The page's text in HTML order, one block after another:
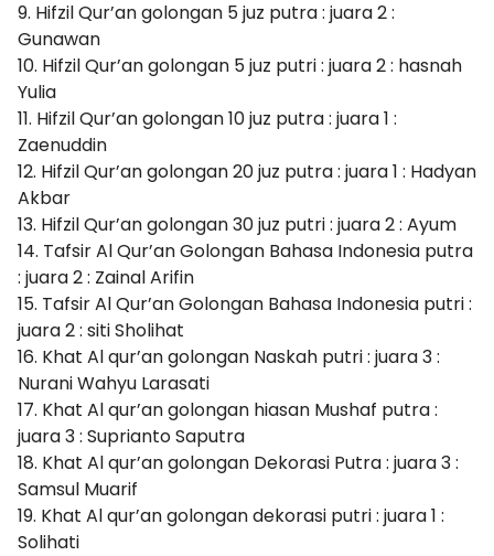
9. Hifzil Qur’an golongan 5 juz putra : juara 2 :
Gunawan
10. Hifzil Qur’an golongan 5 juz putri : juara 2 : hasnah
Yulia
11. Hifzil Qur’an golongan 10 juz putra : juara 1 :
Zaenuddin
12. Hifzil Qur’an golongan 20 juz putra : juara 1 : Hadyan
Akbar
13. Hifzil Qur’an golongan 30 juz putri : juara 2 : Ayum
14. Tafsir Al Qur’an Golongan Bahasa Indonesia putra
: juara 2 : Zainal Arifin
15. Tafsir Al Qur’an Golongan Bahasa Indonesia putri :
juara 2 : siti Sholihat
16. Khat Al qur’an golongan Naskah putri : juara 3 :
Nurani Wahyu Larasati
17. Khat Al qur’an golongan hiasan Mushaf putra :
juara 3 : Suprianto Saputra
18. Khat Al qur’an golongan Dekorasi Putra : juara 3 :
Samsul Muarif
19. Khat Al qur’an golongan dekorasi putri : juara 1 :
Solihati